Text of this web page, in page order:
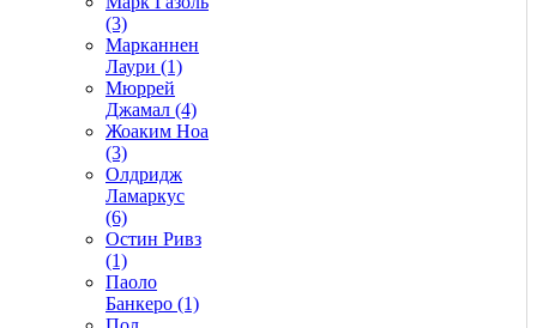
(3)
Марканнен
Лаури (1)
Мюррей
Джамал (4)
Жоаким Ноа
(3)
Олдридж
Ламаркус
(6)
Остин Ривз
(1)
Паоло
Банкеро (1)